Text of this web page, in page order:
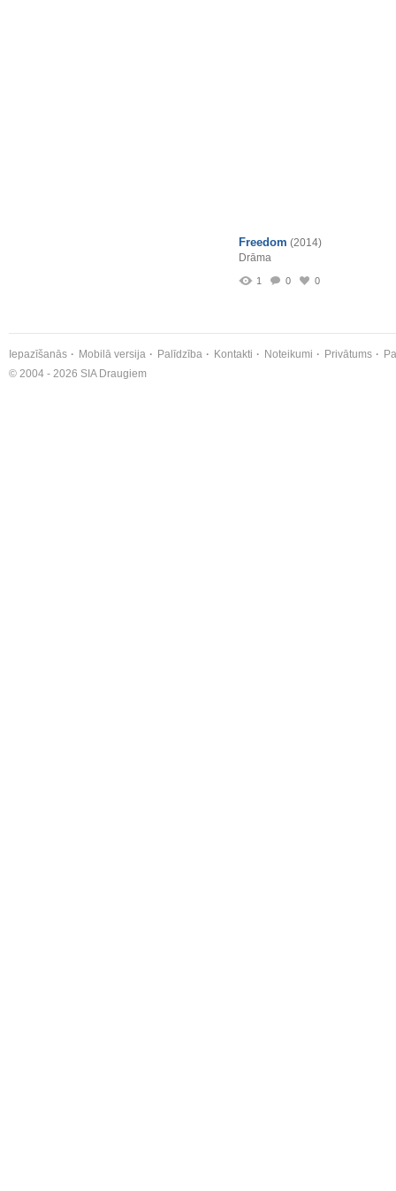
Freedom (2014)
Drāma
1 0 0
Iepazīšanās Mobilā versija Palīdzība Kontakti Noteikumi Privātums
© 2004 - 2026 SIA Draugiem